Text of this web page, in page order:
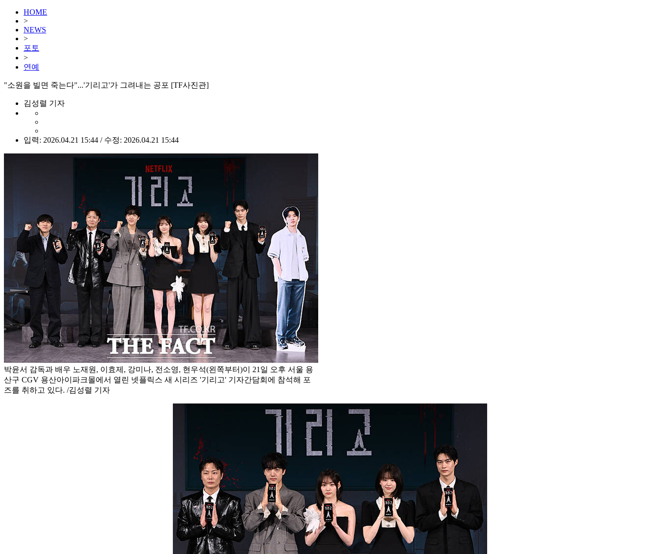
HOME
>
NEWS
>
포토
>
연예
"소원을 빌면 죽는다"...'기리고'가 그려내는 공포 [TF사진관]
김성렬 기자
입력: 2026.04.21 15:44 / 수정: 2026.04.21 15:44
박윤서 감독과 배우 노재원, 이효제, 강미나, 전소영, 현우석(왼쪽부터)이 21일 오후 서울 용
산구 CGV 용산아이파크몰에서 열린 넷플릭스 새 시리즈 '기리고' 기자간담회에 참석해 포
즈를 취하고 있다. /김성렬 기자